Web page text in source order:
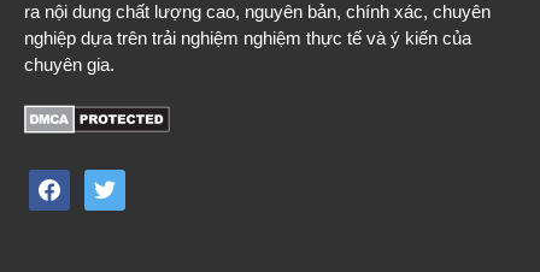
ra nội dung chất lượng cao, nguyên bản, chính xác, chuyên
nghiệp dựa trên trải nghiệm nghiệm thực tế và ý kiến của
chuyên gia.
facebooktwitter